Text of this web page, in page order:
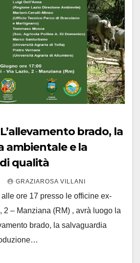
brado, la
ambientale e la
qualità
GRAZIAROSA VILLANI
ore 17 presso le officine ex-
2 – Manziana (RM) , avrà luogo la
brado, la salvaguardia